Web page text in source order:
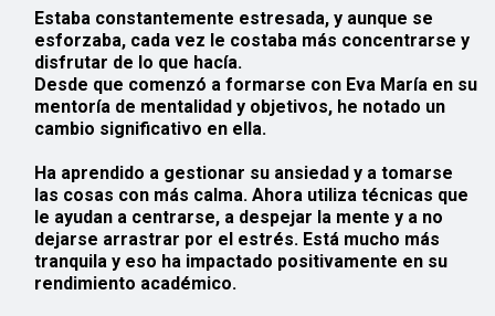
Estaba constantemente estresada, y aunque se
esforzaba, cada vez le costaba más concentrarse y
disfrutar de lo que hacía.
Desde que comenzó a formarse con Eva María en su
mentoría de mentalidad y objetivos, he notado un
cambio significativo en ella.
Ha aprendido a gestionar su ansiedad y a tomarse
las cosas con más calma. Ahora utiliza técnicas que
le ayudan a centrarse, a despejar la mente y a no
dejarse arrastrar por el estrés. Está mucho más
tranquila y eso ha impactado positivamente en su
rendimiento académico.